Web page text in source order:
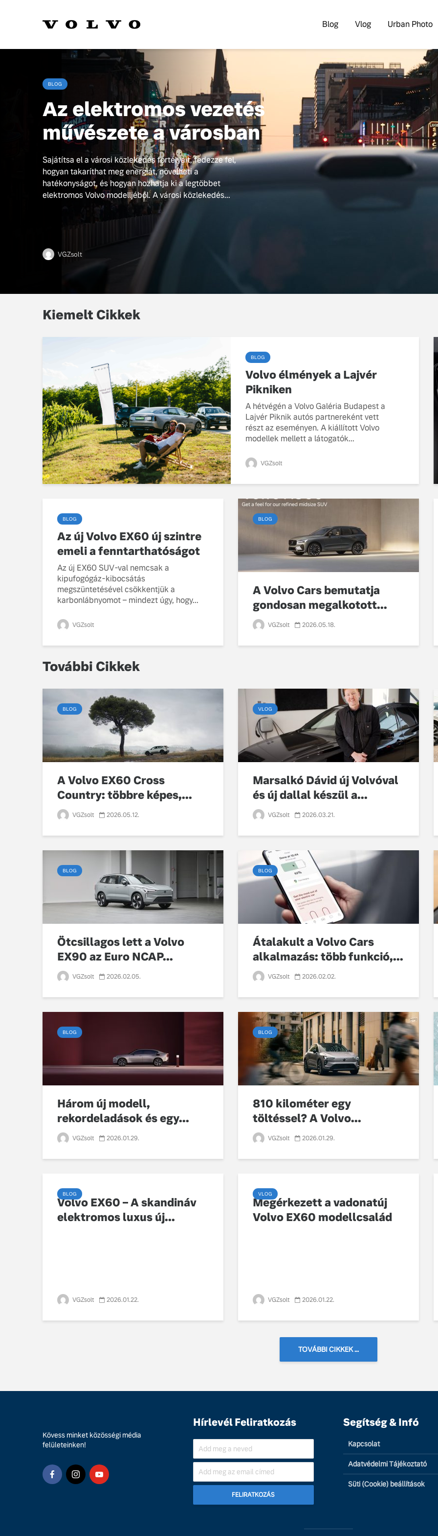
Blog Vlog Urban Photo
BLOG
Az elektromos vezetés
művészete a városban
Sajátítsa el a városi közlekedés fortélyait, fedezze fel,
hogyan takaríthat meg energiát, növelheti a
hatékonyságot, és hogyan hozhatja ki a legtöbbet
elektromos Volvo modelljéből. A városi közlekedés...
VGZsolt
Kiemelt Cikkek
BLOG
Volvo élmények a Lajvér
Pikniken
A hétvégén a Volvo Galéria Budapest a
Lajvér Piknik autós partnereként vett
részt az eseményen. A kiállított Volvo
modellek mellett a látogatók...
VGZsolt
BLOG
Az új Volvo EX60 új szintre
emeli a fenntarthatóságot
Az új EX60 SUV-val nemcsak a
kipufogógáz-kibocsátás
megszüntetésével csökkentjük a
karbonlábnyomot – mindezt úgy, hogy...
VGZsolt
BLOG
A Volvo Cars bemutatja
gondosan megalkotott...
VGZsolt 2026.05.18.
További Cikkek
BLOG
A Volvo EX60 Cross
Country: többre képes,...
VGZsolt 2026.05.12.
VLOG
Marsalkó Dávid új Volvóval
és új dallal készül a...
VGZsolt 2026.03.21.
BLOG
Ötcsillagos lett a Volvo
EX90 az Euro NCAP...
VGZsolt 2026.02.05.
BLOG
Átalakult a Volvo Cars
alkalmazás: több funkció,...
VGZsolt 2026.02.02.
BLOG
Három új modell,
rekordeladások és egy...
VGZsolt 2026.01.29.
BLOG
810 kilométer egy
töltéssel? A Volvo...
VGZsolt 2026.01.29.
BLOG
Volvo EX60 – A skandináv
elektromos luxus új...
VGZsolt 2026.01.22.
VLOG
Megérkezett a vadonatúj
Volvo EX60 modellcsalád
VGZsolt 2026.01.22.
TOVÁBBI CIKKEK ...
Kövess minket közösségi média
felületeinken!
Hírlevél Feliratkozás Segítség & Infó
Kapcsolat
Adatvédelmi Tájékoztató
Süti (Cookie) beállítások